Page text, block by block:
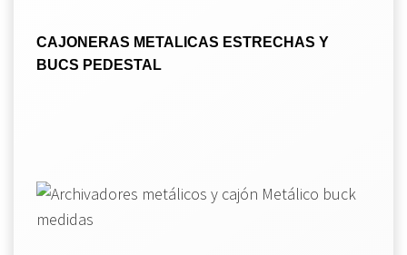
CAJONERAS METALICAS ESTRECHAS Y
BUCS PEDESTAL